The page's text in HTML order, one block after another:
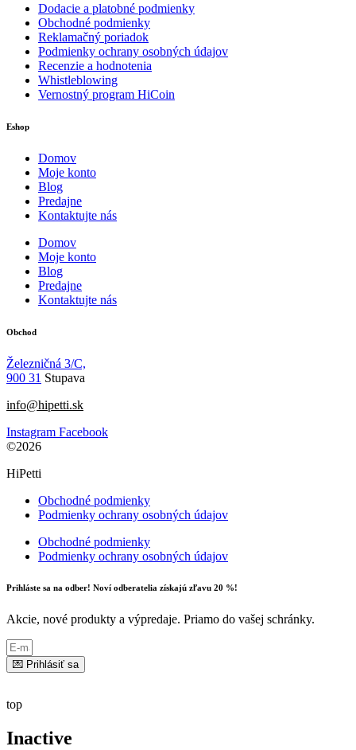
Dodacie a platobné podmienky
Obchodné podmienky
Reklamačný poriadok
Podmienky ochrany osobných údajov
Recenzie a hodnotenia
Whistleblowing
Vernostný program HiCoin
Eshop
Domov
Moje konto
Blog
Predajne
Kontaktujte nás
Domov
Moje konto
Blog
Predajne
Kontaktujte nás
Obchod
Železničná 3/C,
900 31 Stupava
info@hipetti.sk
Instagram Facebook
©2026
HiPetti
Obchodné podmienky
Podmienky ochrany osobných údajov
Obchodné podmienky
Podmienky ochrany osobných údajov
Prihláste sa na odber! Noví odberatelia získajú zľavu 20 %!
Akcie, nové produkty a výpredaje. Priamo do vašej schránky.
💌 Prihlásiť sa
top
Inactive